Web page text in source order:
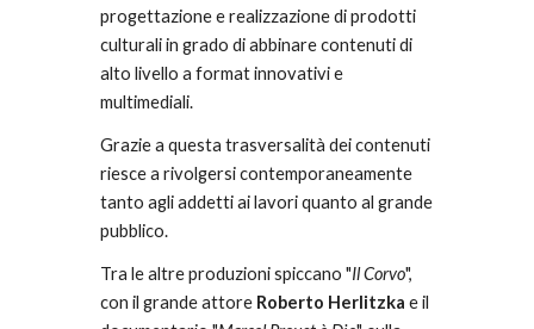
progettazione e realizzazione di prodotti
culturali in grado di abbinare contenuti di
alto livello a format innovativi e
multimediali.
Grazie a questa trasversalità dei contenuti
riesce a rivolgersi contemporaneamente
tanto agli addetti ai lavori quanto al grande
pubblico.
Tra le altre produzioni spiccano "Il Corvo",
con il grande attore Roberto Herlitzka e il